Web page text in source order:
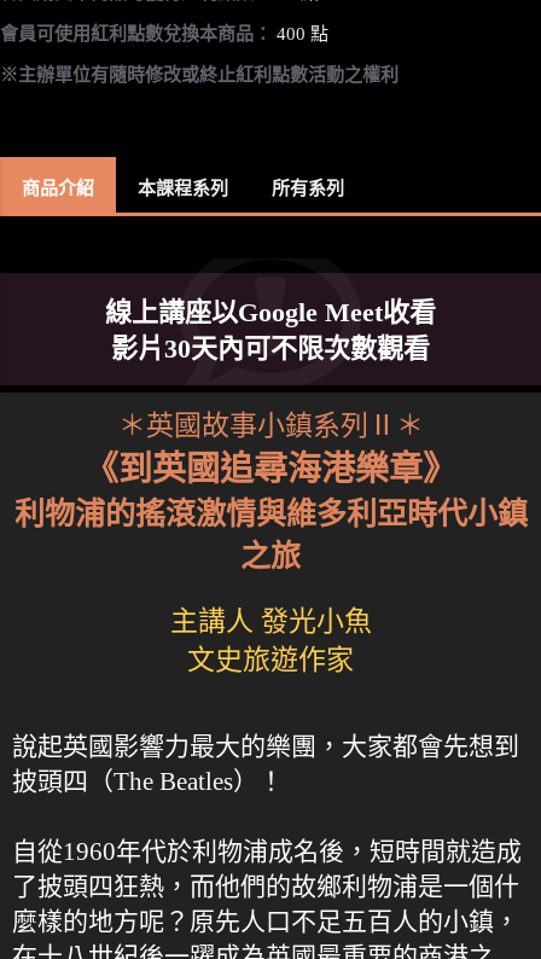
會員可使用紅利點數兌換本商品： 400 點
※主辦單位有隨時修改或終止紅利點數活動之權利
商品介紹 本課程系列 所有系列
線上講座以Google Meet收看
影片30天內可不限次數觀看
＊英國故事小鎮系列Ⅱ＊
《到英國追尋海港樂章》
利物浦的搖滾激情與維多利亞時代小鎮
之旅
主講人 發光小魚
文史旅遊作家
說起英國影響力最大的樂團，大家都會先想到
披頭四（The Beatles）！
自從1960年代於利物浦成名後，短時間就造成
了披頭四狂熱，而他們的故鄉利物浦是一個什
麼樣的地方呢？原先人口不足五百人的小鎮，